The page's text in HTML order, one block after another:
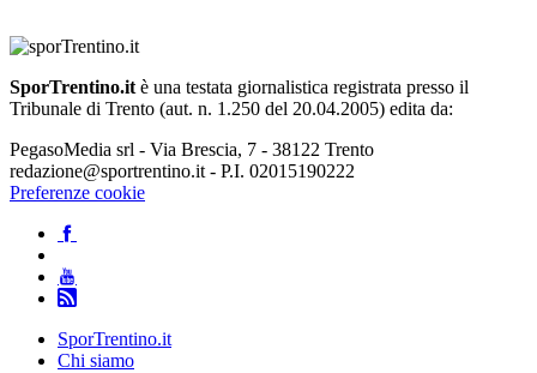
SporTrentino.it è una testata giornalistica registrata presso il
Tribunale di Trento (aut. n. 1.250 del 20.04.2005) edita da:
PegasoMedia srl - Via Brescia, 7 - 38122 Trento
redazione@sportrentino.it - P.I. 02015190222
Preferenze cookie
SporTrentino.it
Chi siamo